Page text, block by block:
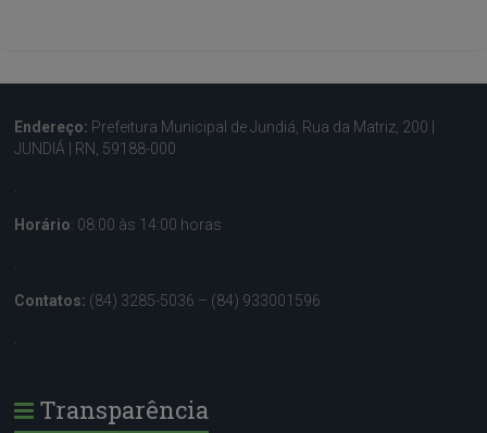
Endereço: Prefeitura Municipal de Jundiá, Rua da Matriz, 200 |
JUNDIÁ | RN, 59188-000
Horário: 08:00 às 14:00 horas
Contatos: (84) 3285-5036 – (84) 933001596
Transparência